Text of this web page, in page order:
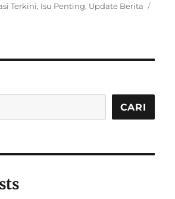
Terkini, Isu Penting, Update Berita
CARI